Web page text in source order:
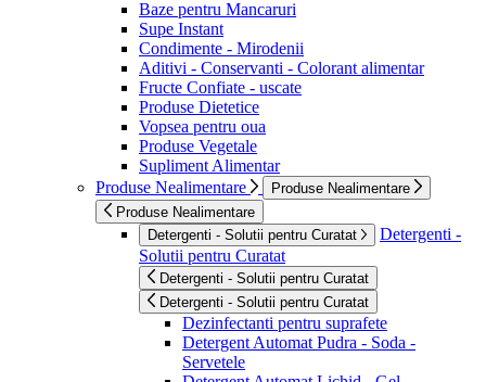
Baze pentru Mancaruri
Supe Instant
Condimente - Mirodenii
Aditivi - Conservanti - Colorant alimentar
Fructe Confiate - uscate
Produse Dietetice
Vopsea pentru oua
Produse Vegetale
Supliment Alimentar
Produse Nealimentare
Produse Nealimentare
Produse Nealimentare
Detergenti - Solutii pentru Curatat
Detergenti -
Solutii pentru Curatat
Detergenti - Solutii pentru Curatat
Detergenti - Solutii pentru Curatat
Dezinfectanti pentru suprafete
Detergent Automat Pudra - Soda -
Servetele